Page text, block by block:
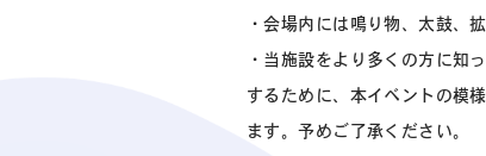
・会場内には鳴り物、太鼓、
・当施設をより多くの方に知
するために、本イベントの模
ます。予めご了承ください。